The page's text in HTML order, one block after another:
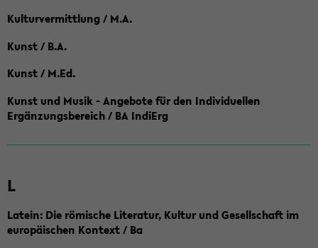
Kulturvermittlung / M.A.
Kunst / B.A.
Kunst / M.Ed.
Kunst und Musik - Angebote für den Individuellen
Ergänzungsbereich / BA IndiErg
L
Latein: Die römische Literatur, Kultur und Gesellschaft im
europäischen Kontext / Ba